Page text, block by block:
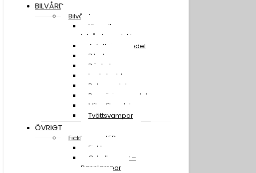
BILVÅRD
Bilvård
Visa alla
bilvårdsprodukter
Avfettningsmedel
Bilschampo
Däckglans
Lackskydd
Polermedel
Rengöringsmedel
Mikrofiberdukar
Tvättsvampar
ÖVRIGT
Ficklampor LED
Ficklampor
Cykellampor –
Pannlampor